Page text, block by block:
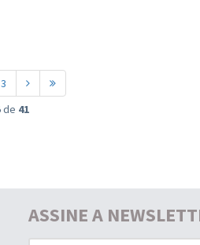
3
de 41
ASSINE A